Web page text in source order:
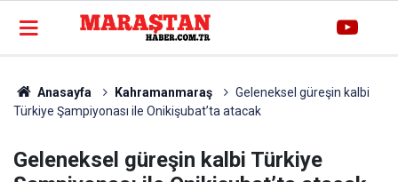
Anasayfa Kahramanmaraş
Geleneksel güreşin kalbi
Türkiye Şampiyonası ile Onikişubat’ta atacak
Geleneksel güreşin kalbi Türkiye